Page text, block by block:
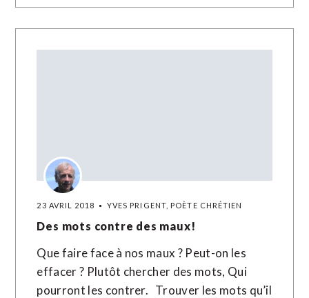
23 AVRIL 2018 YVES PRIGENT, POÈTE CHRÉTIEN
Des mots contre des maux!
Que faire face à nos maux ? Peut-on les
effacer ? Plutôt chercher des mots, Qui
pourront les contrer. Trouver les mots qu’il